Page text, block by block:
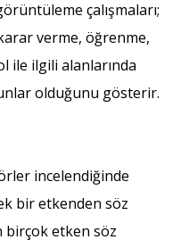
çalışmaları;
verme, öğrenme,
ile ilgili alanlarında
olduğunu gösterir.
incelendiğinde
bir etkenden söz
birçok etken söz